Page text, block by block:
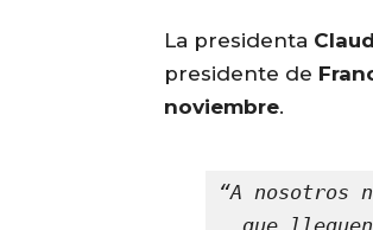
La presidenta
presidente de
noviembre.
“A nosotros